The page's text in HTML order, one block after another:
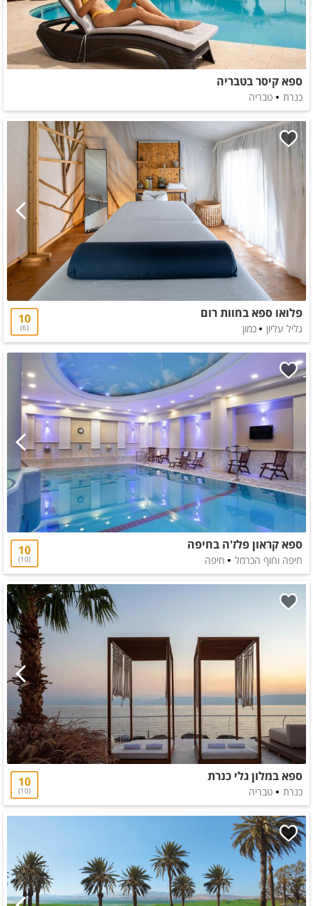
ספא קיסר בטבריה
כנרת טבריה
פלואו ספא בחוות רום
גליל עליון כמון
10
6
ספא קראון פלז'ה בחיפה
חיפה וחוף הכרמל חיפה
10
10
ספא במלון גלי כנרת
כנרת טבריה
10
10